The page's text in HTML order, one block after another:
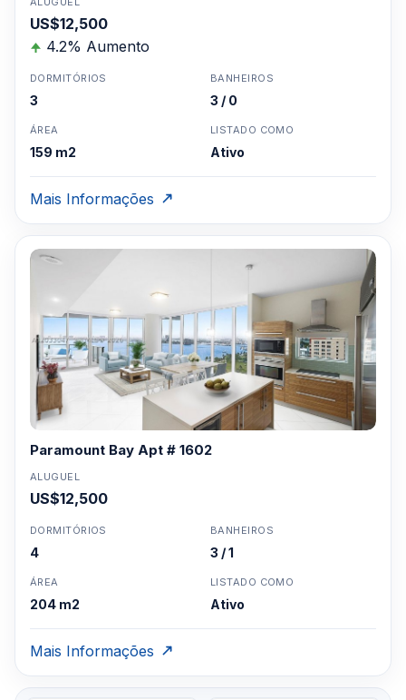
US$12,500
4.2% Aumento
DORMITÓRIOS
3
BANHEIROS
3 / 0
ÁREA
159 m2
LISTADO COMO
Ativo
Mais Informações
Paramount Bay Apt # 1602
ALUGUEL
US$12,500
DORMITÓRIOS
4
BANHEIROS
3 / 1
ÁREA
204 m2
LISTADO COMO
Ativo
Mais Informações